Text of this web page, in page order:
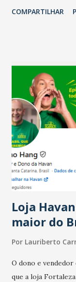
relação ao último
confraternizações
Salário para um
país tem a menor
Ainda segundo a
bares e
registraram
estabelecimentos
do observado no
novembro. Em
COMPARTILHAR
Loja
maior do
Por Lauriberto
O dono e vendedor
que a loja